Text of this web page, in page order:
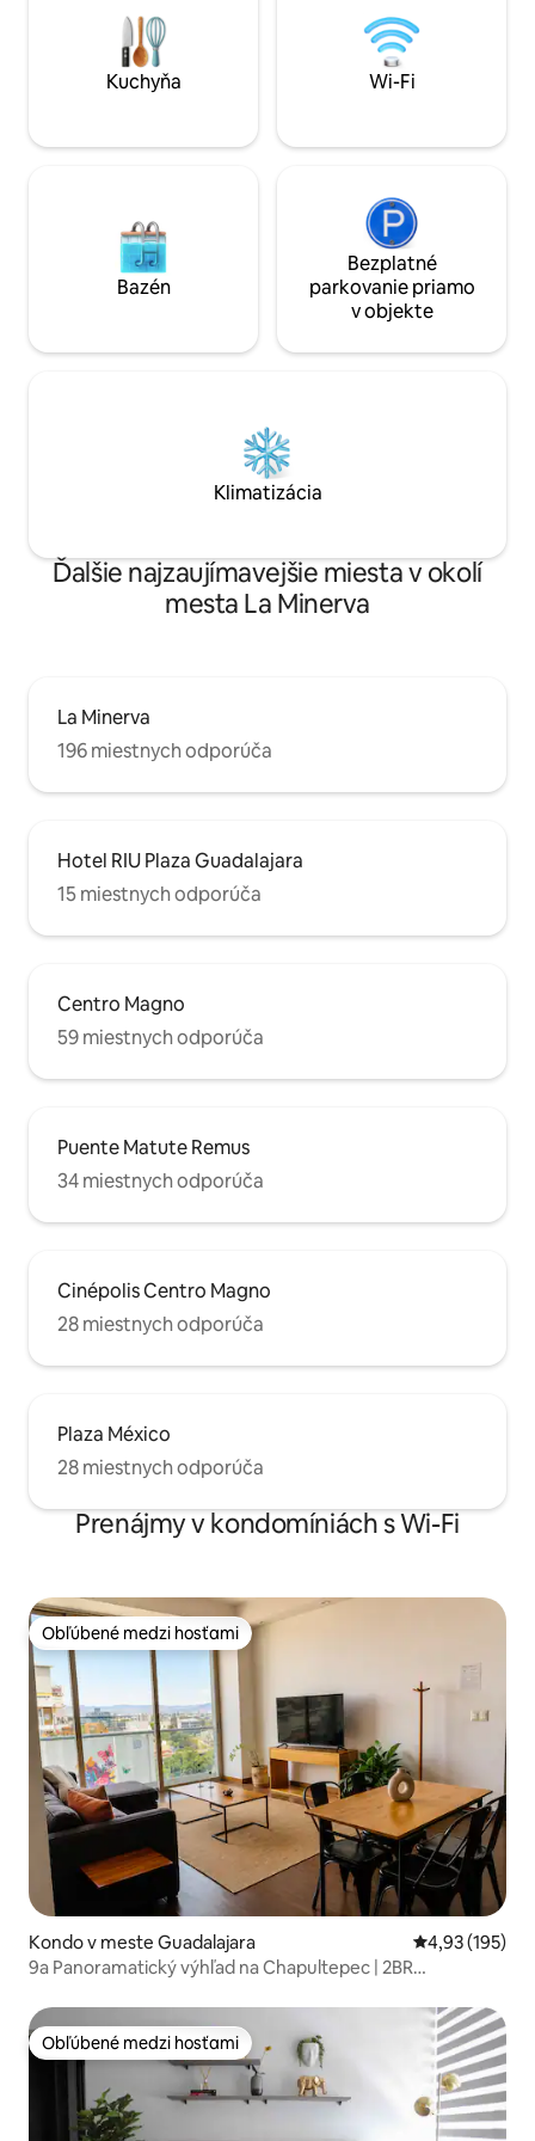
kruhového objazdu Av. México a Av.
López Mateos Najlepšie gurmánske a
tradičné reštaurácie Kaviarne, pekárne a
obchody v pešej vzdialenosti
sin ruido.
Kuchyňa Wi-Fi
Bazén
Bezplatné
parkovanie priamo
v objekte
Klimatizácia
Ďalšie najzaujímavejšie miesta v okolí
mesta La Minerva
La Minerva
196 miestnych odporúča
Hotel RIU Plaza Guadalajara
15 miestnych odporúča
Centro Magno
59 miestnych odporúča
Puente Matute Remus
34 miestnych odporúča
Cinépolis Centro Magno
28 miestnych odporúča
Plaza México
28 miestnych odporúča
Prenájmy v kondomíniách s Wi-Fi
Obľúbené medzi hosťami
Obľúbené medzi hosťami
Kondo v meste Guadalajara Priemerné
4,93 (195)
9a Panoramatický výhľad na Chapultepec | 2BR
Obľúbené medzi hosťami
Obľúbené medzi hosťami